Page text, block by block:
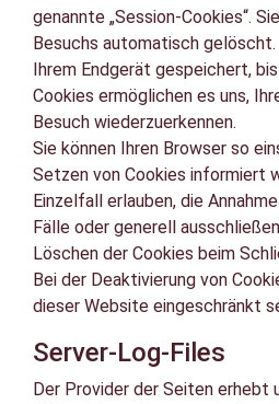
genannte „Session-Cookies“.
Besuchs automatisch
Ihrem Endgerät gespeichert,
Cookies ermöglichen es uns,
Besuch wiederzuerkennen.
Sie können Ihren Browser so
Setzen von Cookies informiert
Einzelfall erlauben, die
Fälle oder generell
Löschen der Cookies beim
Bei der Deaktivierung von
dieser Website eingeschränkt
Server-Log-Files
Der Provider der Seiten erhebt